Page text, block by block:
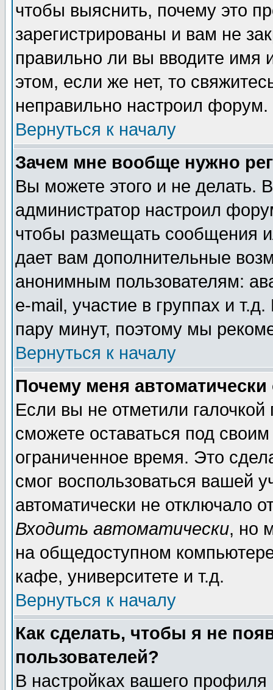
чтобы выяснить, почему это
зарегистрированы и вам не
правильно ли вы вводите
этом, если же нет, то
неправильно настроил форум.
Вернуться к началу
Зачем мне вообще нужно
Вы можете этого и не делать.
администратор настроил
чтобы размещать сообщения
дает вам дополнительные
анонимным пользователям:
e-mail, участие в группах и
пару минут, поэтому мы
Вернуться к началу
Почему меня автоматически
Если вы не отметили галочкой
сможете оставаться под
ограниченное время. Это
смог воспользоваться вашей
автоматически не отключало
Входить автоматически, но
на общедоступном
кафе, университете и т.д.
Вернуться к началу
Как сделать, чтобы я не
пользователей?
В настройках вашего